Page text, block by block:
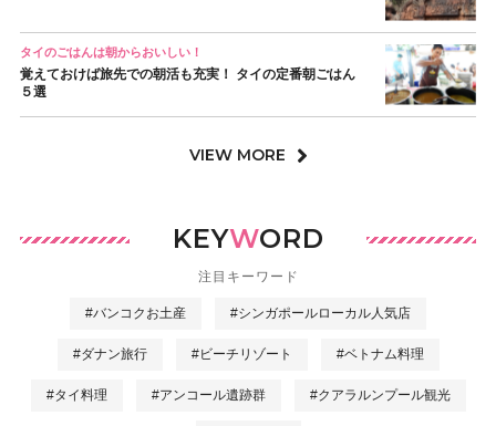
タイのごはんは朝からおいしい！
覚えておけば旅先での朝活も充実！ タイの定番朝ごはん
５選
VIEW MORE
KEYWORD
注目キーワード
#バンコクお土産 #シンガポールローカル人気店
#ダナン旅行 #ビーチリゾート #ベトナム料理
#タイ料理 #アンコール遺跡群 #クアラルンプール観光